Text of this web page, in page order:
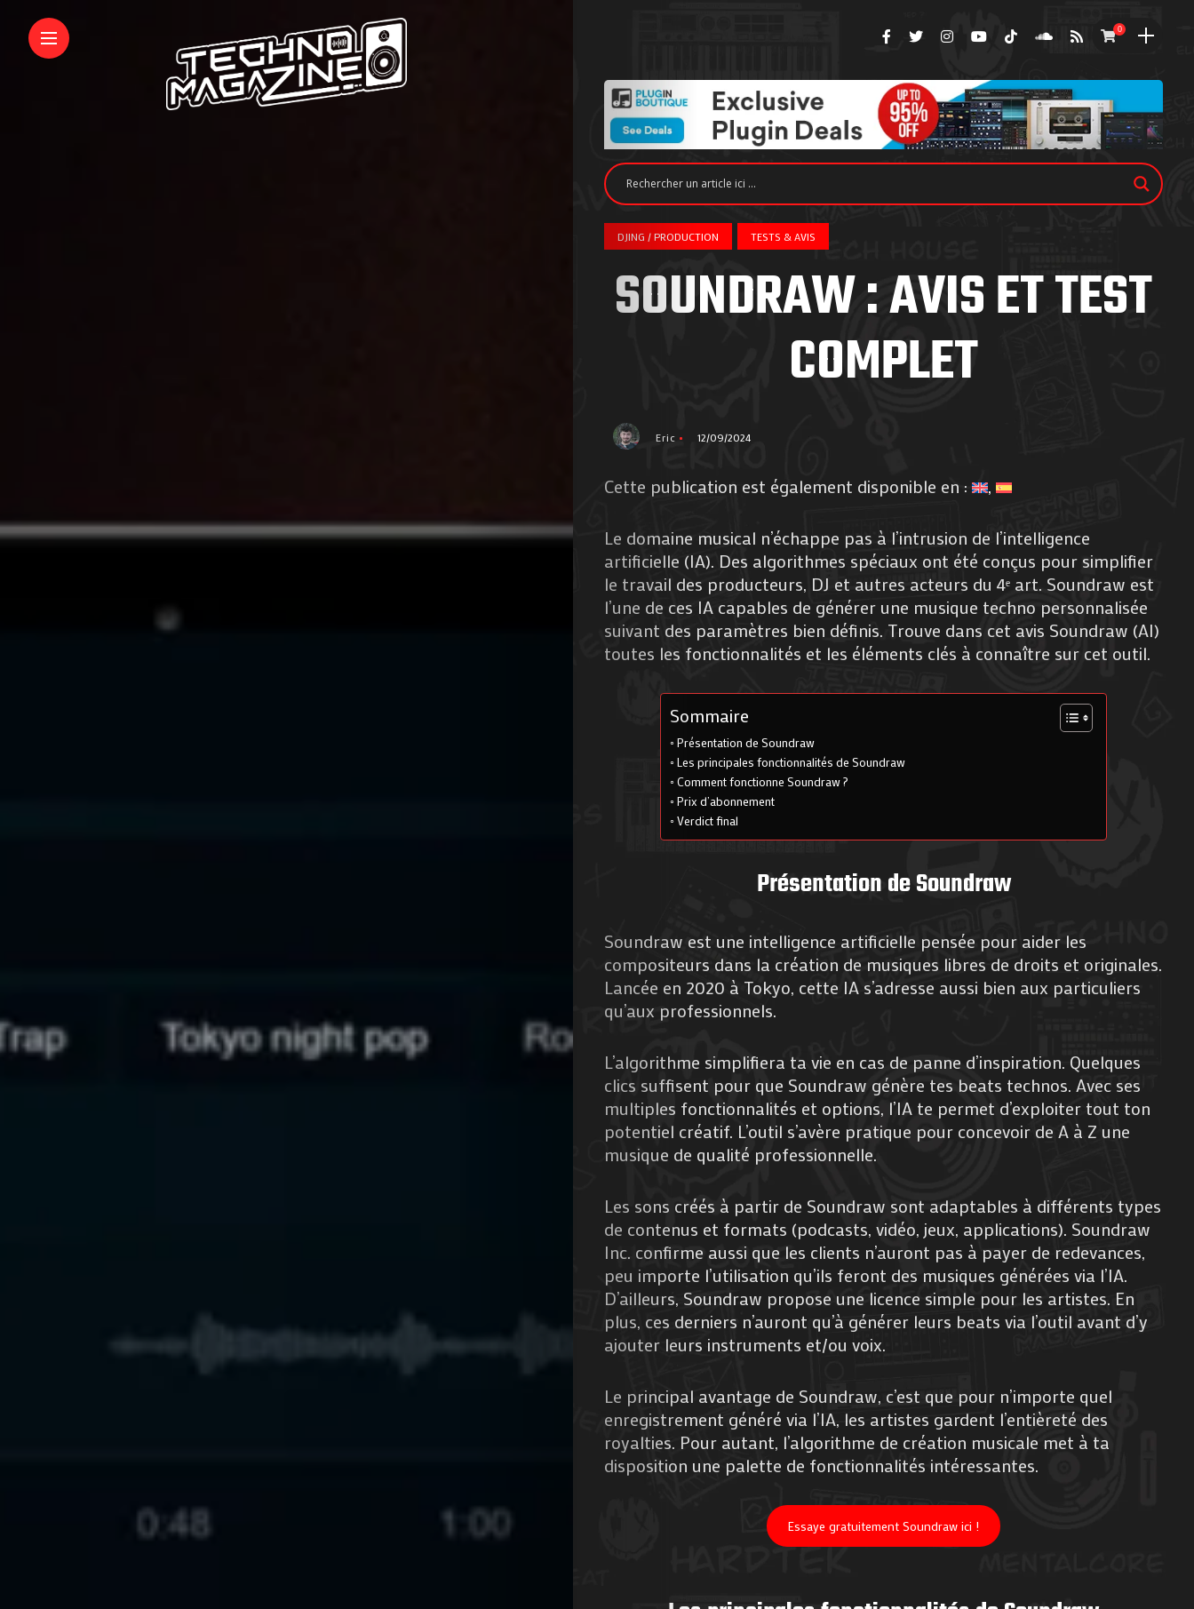
0
DJING / PRODUCTION TESTS & AVIS
SOUNDRAW : AVIS ET TEST
COMPLET
Eric 12/09/2024
Cette publication est également disponible en :
Le domaine musical n’échappe pas à l’intrusion de l’intelligence
artificielle (IA). Des algorithmes spéciaux ont été conçus pour simplifier
le travail des producteurs, DJ et autres acteurs du 4ᵉ art. Soundraw est
l’une de ces IA capables de générer une musique techno personnalisée
suivant des paramètres bien définis. Trouve dans cet avis Soundraw (AI)
toutes les fonctionnalités et les éléments clés à connaître sur cet outil.
Sommaire
Présentation de Soundraw
Les principales fonctionnalités de Soundraw
Comment fonctionne Soundraw ?
Prix d’abonnement
Verdict final
Présentation de Soundraw
Soundraw est une intelligence artificielle pensée pour aider les
compositeurs dans la création de musiques libres de droits et originales.
Lancée en 2020 à Tokyo, cette IA s’adresse aussi bien aux particuliers
qu’aux professionnels.
L’algorithme simplifiera ta vie en cas de panne d’inspiration. Quelques
clics suffisent pour que Soundraw génère tes beats technos. Avec ses
multiples fonctionnalités et options, l’IA te permet d’exploiter tout ton
potentiel créatif. L’outil s’avère pratique pour concevoir de A à Z une
musique de qualité professionnelle.
Les sons créés à partir de Soundraw sont adaptables à différents types
de contenus et formats (podcasts, vidéo, jeux, applications). Soundraw
Inc. confirme aussi que les clients n’auront pas à payer de redevances,
peu importe l’utilisation qu’ils feront des musiques générées via l’IA.
D’ailleurs, Soundraw propose une licence simple pour les artistes. En
plus, ces derniers n’auront qu’à générer leurs beats via l’outil avant d’y
ajouter leurs instruments et/ou voix.
Le principal avantage de Soundraw, c’est que pour n’importe quel
enregistrement généré via l’IA, les artistes gardent l’entièreté des
royalties. Pour autant, l’algorithme de création musicale met à ta
disposition une palette de fonctionnalités intéressantes.
Essaye gratuitement Soundraw ici !